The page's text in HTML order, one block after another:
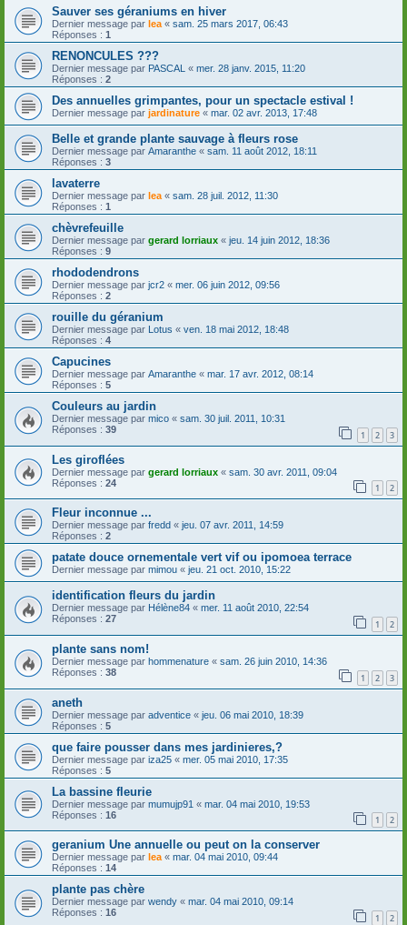
Sauver ses géraniums en hiver
Dernier message par lea « sam. 25 mars 2017, 06:43
Réponses : 1
RENONCULES ???
Dernier message par PASCAL « mer. 28 janv. 2015, 11:20
Réponses : 2
Des annuelles grimpantes, pour un spectacle estival !
Dernier message par jardinature « mar. 02 avr. 2013, 17:48
Belle et grande plante sauvage à fleurs rose
Dernier message par Amaranthe « sam. 11 août 2012, 18:11
Réponses : 3
lavaterre
Dernier message par lea « sam. 28 juil. 2012, 11:30
Réponses : 1
chèvrefeuille
Dernier message par gerard lorriaux « jeu. 14 juin 2012, 18:36
Réponses : 9
rhododendrons
Dernier message par jcr2 « mer. 06 juin 2012, 09:56
Réponses : 2
rouille du géranium
Dernier message par Lotus « ven. 18 mai 2012, 18:48
Réponses : 4
Capucines
Dernier message par Amaranthe « mar. 17 avr. 2012, 08:14
Réponses : 5
Couleurs au jardin
Dernier message par mico « sam. 30 juil. 2011, 10:31
Réponses : 39 1 2 3
Les giroflées
Dernier message par gerard lorriaux « sam. 30 avr. 2011, 09:04
Réponses : 24 1 2
Fleur inconnue ...
Dernier message par fredd « jeu. 07 avr. 2011, 14:59
Réponses : 2
patate douce ornementale vert vif ou ipomoea terrace
Dernier message par mimou « jeu. 21 oct. 2010, 15:22
identification fleurs du jardin
Dernier message par Hélène84 « mer. 11 août 2010, 22:54
Réponses : 27 1 2
plante sans nom!
Dernier message par hommenature « sam. 26 juin 2010, 14:36
Réponses : 38 1 2 3
aneth
Dernier message par adventice « jeu. 06 mai 2010, 18:39
Réponses : 5
que faire pousser dans mes jardinieres,?
Dernier message par iza25 « mer. 05 mai 2010, 17:35
Réponses : 5
La bassine fleurie
Dernier message par mumujp91 « mar. 04 mai 2010, 19:53
Réponses : 16 1 2
geranium Une annuelle ou peut on la conserver
Dernier message par lea « mar. 04 mai 2010, 09:44
Réponses : 14
plante pas chère
Dernier message par wendy « mar. 04 mai 2010, 09:14
Réponses : 16 1 2